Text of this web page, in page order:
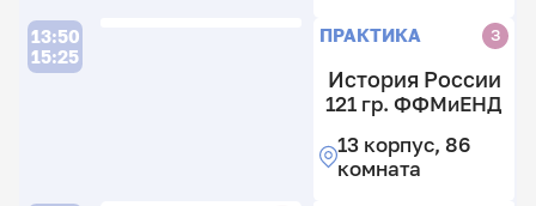
13:50
15:25
ПРАКТИКА З
История России
121 гр. ФФМиЕНД
13 корпус, 86
комната